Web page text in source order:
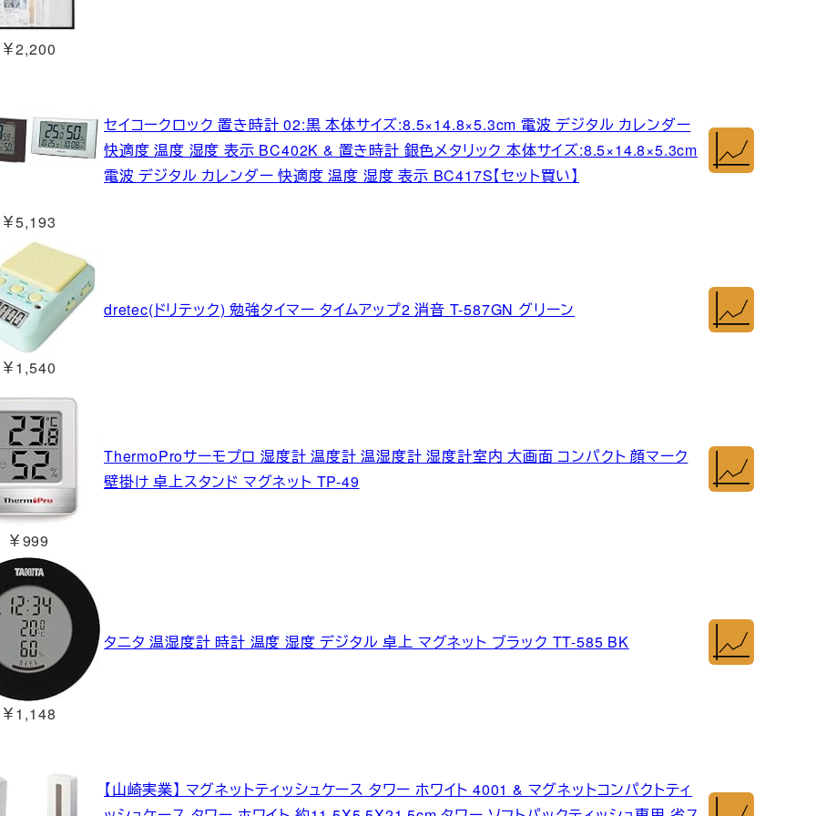
￥2,200
￥5,193
セイコークロック 置き時計 02:黒 本体サイズ:8.5×14.8×5.3cm 電波 デジタル カレンダー
快適度 温度 湿度 表示 BC402K & 置き時計 銀色メタリック 本体サイズ:8.5×14.8×5.3cm
電波 デジタル カレンダー 快適度 温度 湿度 表示 BC417S【セット買い】
￥1,540
dretec(ドリテック) 勉強タイマー タイムアップ2 消音 T-587GN グリーン
￥999
ThermoProサーモプロ 湿度計 温度計 温湿度計 湿度計室内 大画面 コンパクト 顔マーク
壁掛け 卓上スタンド マグネット TP-49
￥1,148
タニタ 温湿度計 時計 温度 湿度 デジタル 卓上 マグネット ブラック TT-585 BK
【山崎実業】 マグネットティッシュケース タワー ホワイト 4001 & マグネットコンパクトティ